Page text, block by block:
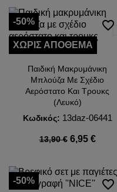
Παιδική Μακρυμάνικη
Μπλούζα Με Σχέδιο
Αερόστατο Και Τρουκς
(Λευκό)
Κωδικός: 13daz-06441
13,90 € 6,95 €
-50%
ΧΩΡΊΣ ΑΠΌΘΕΜΑ
favorite_border
-50% favorite_border